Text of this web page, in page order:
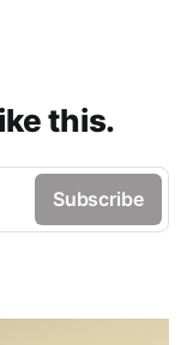
this.
Subscribe